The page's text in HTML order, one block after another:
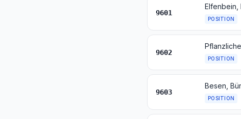
9601
POSITION
9602
POSITION
9603
POSITION